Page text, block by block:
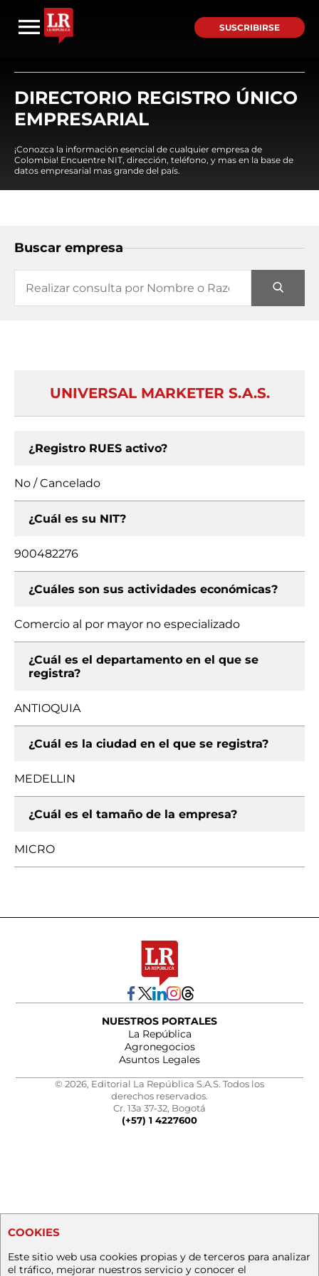
SUSCRIBIRSE
DIRECTORIO REGISTRO ÚNICO
EMPRESARIAL
¡Conozca la información esencial de cualquier empresa de
Colombia! Encuentre NIT, dirección, teléfono, y mas en la base de
datos empresarial mas grande del país.
Buscar empresa
UNIVERSAL MARKETER S.A.S.
¿Registro RUES activo?
No / Cancelado
¿Cuál es su NIT?
900482276
¿Cuáles son sus actividades económicas?
Comercio al por mayor no especializado
¿Cuál es el departamento en el que se
registra?
ANTIOQUIA
¿Cuál es la ciudad en el que se registra?
MEDELLIN
¿Cuál es el tamaño de la empresa?
MICRO
NUESTROS PORTALES
La República
Agronegocios
Asuntos Legales
© 2026, Editorial La República S.A.S. Todos los
derechos reservados.
Cr. 13a 37-32, Bogotá
(+57) 1 4227600
COOKIES
Este sitio web usa cookies propias y de terceros para analizar
el tráfico, mejorar nuestros servicio y conocer el